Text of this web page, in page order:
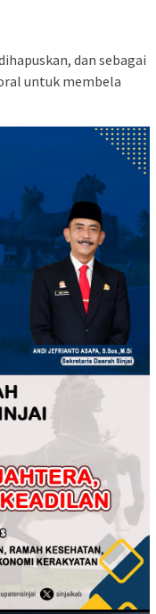
dan sebagai
untuk membela